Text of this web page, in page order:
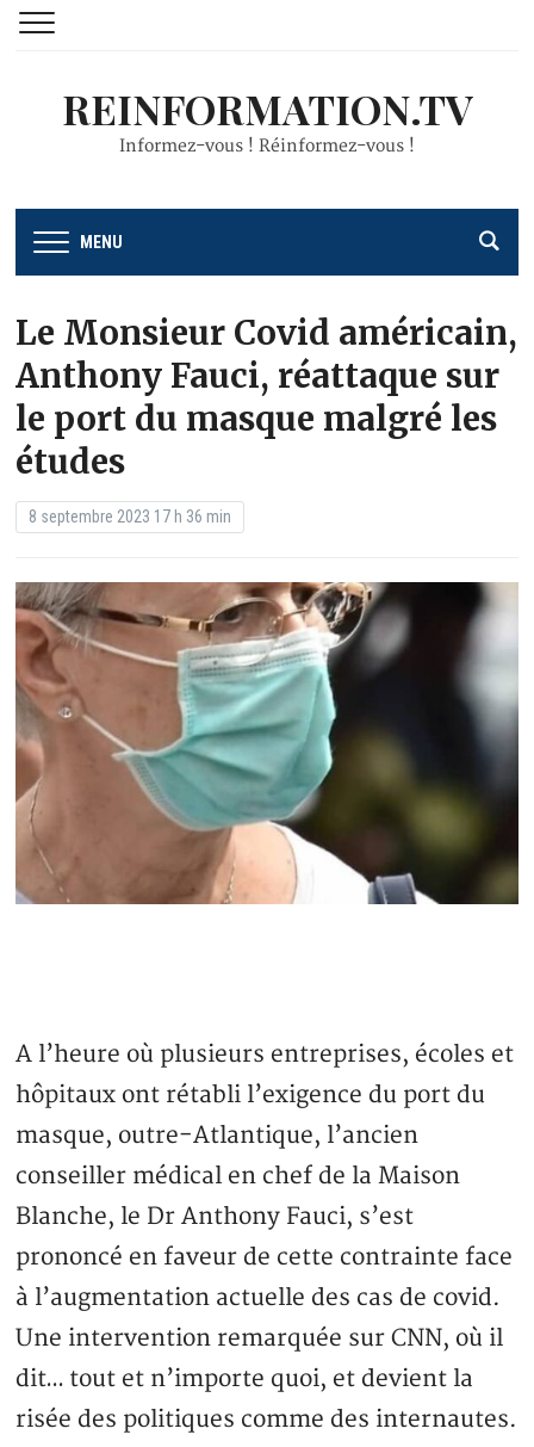
REINFORMATION.TV
Informez-vous ! Réinformez-vous !
MENU
Le Monsieur Covid américain,
Anthony Fauci, réattaque sur
le port du masque malgré les
études
8 septembre 2023 17 h 36 min
A l’heure où plusieurs entreprises, écoles et
hôpitaux ont rétabli l’exigence du port du
masque, outre-Atlantique, l’ancien
conseiller médical en chef de la Maison
Blanche, le Dr Anthony Fauci, s’est
prononcé en faveur de cette contrainte face
à l’augmentation actuelle des cas de covid.
Une intervention remarquée sur CNN, où il
dit… tout et n’importe quoi, et devient la
risée des politiques comme des internautes.